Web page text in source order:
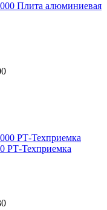
Плита алюминиевая
РТ-Техприемка